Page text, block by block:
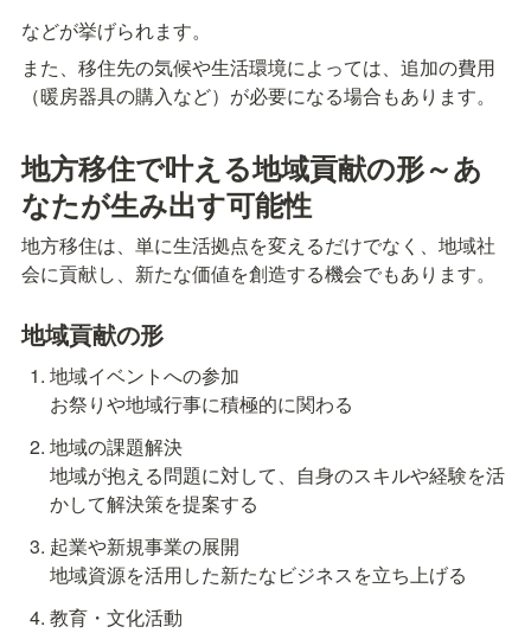
などが挙げられます。
また、移住先の気候や生活環境によっては、追加の費用
（暖房器具の購入など）が必要になる場合もあります。
地方移住で叶える地域貢献の形～あ
なたが生み出す可能性
地方移住は、単に生活拠点を変えるだけでなく、地域社
会に貢献し、新たな価値を創造する機会でもあります。
地域貢献の形
地域イベントへの参加
お祭りや地域行事に積極的に関わる
地域の課題解決
地域が抱える問題に対して、自身のスキルや経験を活
かして解決策を提案する
起業や新規事業の展開
地域資源を活用した新たなビジネスを立ち上げる
教育・文化活動